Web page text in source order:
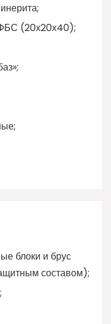
(20х20х40);
блоки и брус
составом);